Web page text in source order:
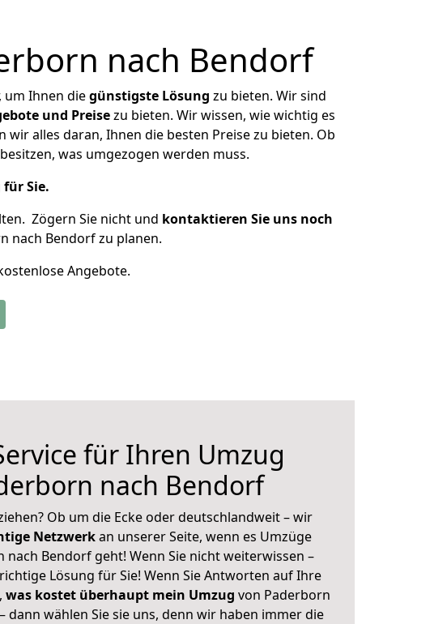
nach Bendorf
um Ihnen diegünstigste Lösung zu bieten. Wir sind
und Preisezu bieten. Wir wissen, wie wichtig es
alles daran, Ihnen die besten Preise zu bieten. Ob
was umgezogen werden muss.
Sie.
Zögern Sie nicht und kontaktieren Sie uns noch
nach Bendorf zu planen.
Angebote.
für Ihren Umzug
nach Bendorf
Ob um die Ecke oder deutschlandweit – wir
Netzwerkan unserer Seite, wenn es Umzüge
nach Bendorf geht! Wenn Sie nicht weiterwissen –
Lösung für Sie! Wenn Sie Antworten auf Ihre
was kostet überhaupt mein Umzug von Paderborn
dann wählen Sie sie uns, denn wir haben immer die